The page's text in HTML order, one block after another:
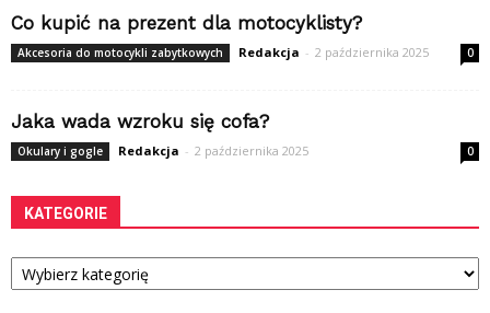
Co kupić na prezent dla motocyklisty?
Akcesoria do motocykli zabytkowych Redakcja - 2 października 2025 0
Jaka wada wzroku się cofa?
Okulary i gogle Redakcja - 2 października 2025 0
KATEGORIE
Kategorie